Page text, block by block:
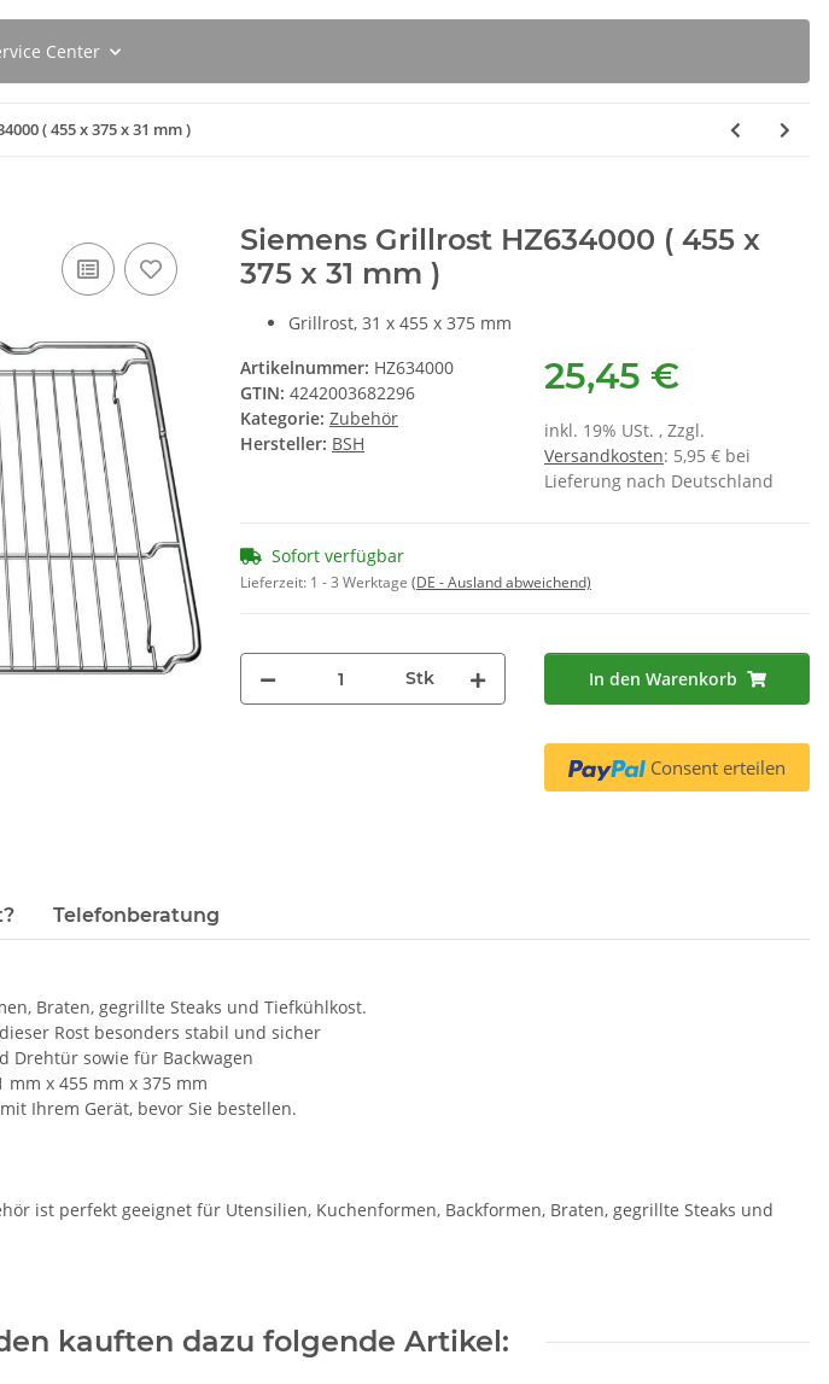
Center
( 455 x 375 x 31 mm )
Siemens Grillrost HZ634000 ( 455 x
375 x 31 mm )
Grillrost, 31 x 455 x 375 mm
Artikelnummer: HZ634000
GTIN: 4242003682296
Kategorie: Zubehör
Hersteller: BSH
25,45 €
inkl. 19% USt. , Zzgl.
Versandkosten: 5,95 € bei
Lieferung nach Deutschland
Sofort verfügbar
Lieferzeit: 1 - 3 Werktage (DE - Ausland abweichend)
Stk In den Warenkorb
Consent erteilen
Telefonberatung
Braten, gegrillte Steaks und Tiefkühlkost.
Rost besonders stabil und sicher
Drehtür sowie für Backwagen
mm x 455 mm x 375 mm
Ihrem Gerät, bevor Sie bestellen.
ist perfekt geeignet für Utensilien, Kuchenformen, Backformen, Braten, gegrillte Steaks und
kauften dazu folgende Artikel:
00311680 (
)
*
1 l
00312453
6,95 €*
1,74 € pro 1